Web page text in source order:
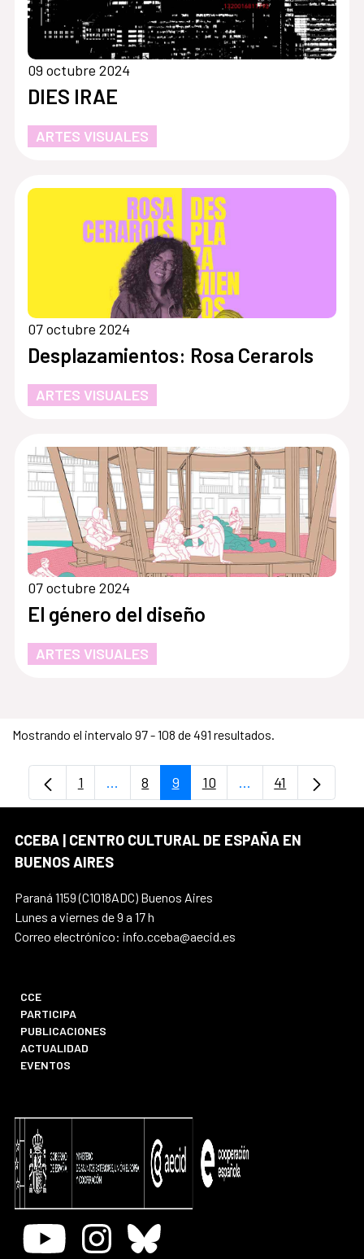
09 octubre 2024
DIES IRAE
ARTES VISUALES
07 octubre 2024
Desplazamientos: Rosa Cerarols
ARTES VISUALES
07 octubre 2024
El género del diseño
ARTES VISUALES
Mostrando el intervalo 97 - 108 de 491 resultados.
Página
1 ...Páginas intermedias Use TAB para
Página
8 Página
9 Página
10 ...PáginasPágina
41
CCEBA | CENTRO CULTURAL DE ESPAÑA EN
BUENOS AIRES
Paraná 1159 (C1018ADC) Buenos Aires
Lunes a viernes de 9 a 17 h
Correo electrónico: info.cceba@aecid.es
CCE
PARTICIPA
PUBLICACIONES
ACTUALIDAD
EVENTOS
Youtube InstagramBluesky